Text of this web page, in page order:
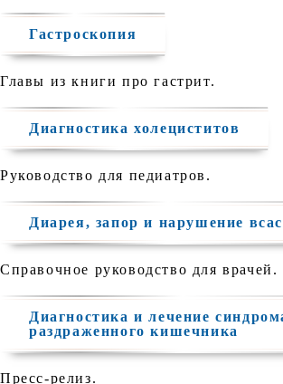
Гастроскопия
Главы из книги про гастрит.
Диагностика холециститов
Руководство для педиатров.
Диарея, запор и нарушение
Справочное руководство для врачей.
Диагностика и лечение
раздраженного кишечника
Пресс-релиз.